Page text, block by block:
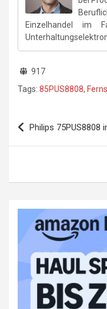
Einzelhandel im
917
Tags: 85PUS8808,
Philips 75PUS8808